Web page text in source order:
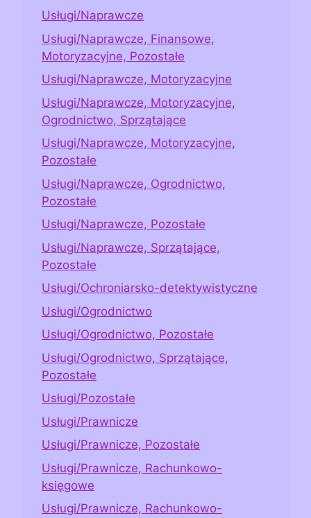
Usługi/Naprawcze
Usługi/Naprawcze, Finansowe,
Motoryzacyjne, Pozostałe
Usługi/Naprawcze, Motoryzacyjne
Usługi/Naprawcze, Motoryzacyjne,
Ogrodnictwo, Sprzątające
Usługi/Naprawcze, Motoryzacyjne,
Pozostałe
Usługi/Naprawcze, Ogrodnictwo,
Pozostałe
Usługi/Naprawcze, Pozostałe
Usługi/Naprawcze, Sprzątające,
Pozostałe
Usługi/Ochroniarsko-detektywistyczne
Usługi/Ogrodnictwo
Usługi/Ogrodnictwo, Pozostałe
Usługi/Ogrodnictwo, Sprzątające,
Pozostałe
Usługi/Pozostałe
Usługi/Prawnicze
Usługi/Prawnicze, Pozostałe
Usługi/Prawnicze, Rachunkowo-
księgowe
Usługi/Prawnicze, Rachunkowo-